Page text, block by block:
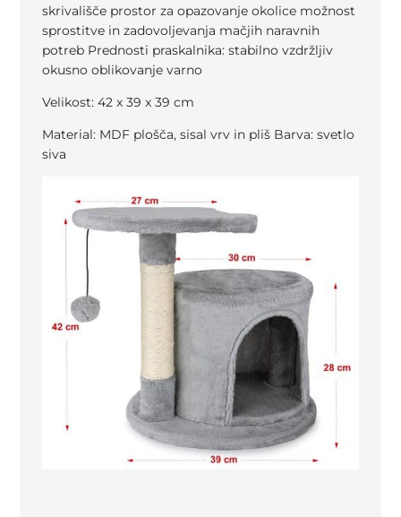
skrivališče prostor za opazovanje okolice možnost
sprostitve in zadovoljevanja mačjih naravnih
potreb Prednosti praskalnika: stabilno vzdržljiv
okusno oblikovanje varno
Velikost: 42 x 39 x 39 cm
Material: MDF plošča, sisal vrv in pliš Barva: svetlo
siva